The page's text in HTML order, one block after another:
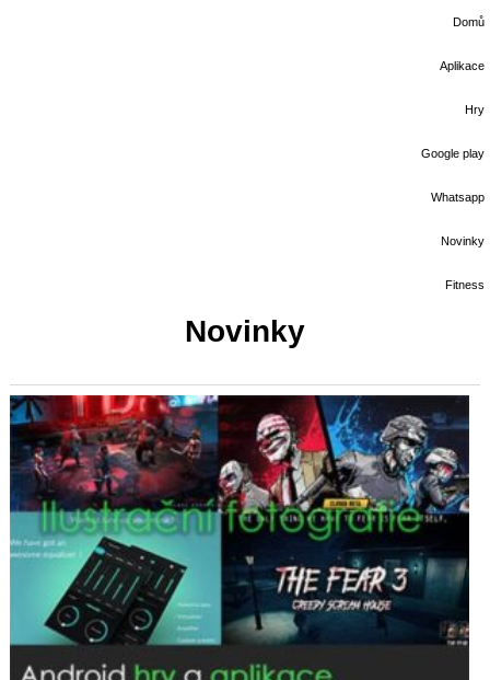
Domů
Aplikace
Hry
Google play
Whatsapp
Novinky
Fitness
Novinky